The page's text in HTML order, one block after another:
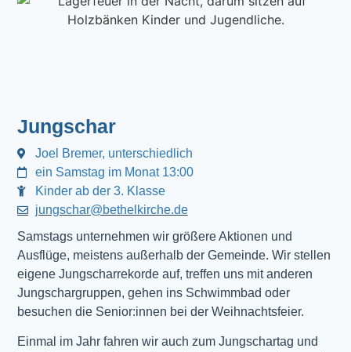
Jungschar
Joel Bremer, unterschiedlich
ein Samstag im Monat 13:00
Kinder ab der 3. Klasse
jungschar@bethelkirche.de
Samstags unternehmen wir größere Aktionen und
Ausflüge, meistens außerhalb der Gemeinde. Wir stellen
eigene Jungscharrekorde auf, treffen uns mit anderen
Jungschargruppen, gehen ins Schwimmbad oder
besuchen die Senior:innen bei der Weihnachtsfeier.
Einmal im Jahr fahren wir auch zum Jungschartag und